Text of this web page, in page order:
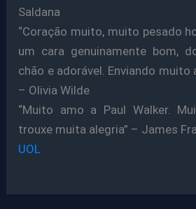
Saldana
“Coração muito, muito pesado
um cara genuinamente bom,
chão e adorável. Enviando muito
– Olivia Wilde
“Muito amo a Paul Walker.
trouxe muita alegria” – James
UOL